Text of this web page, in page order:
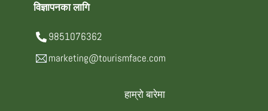
विज्ञापनका लागि
9851076362
marketing@tourismface.com
हाम्रो बारेमा